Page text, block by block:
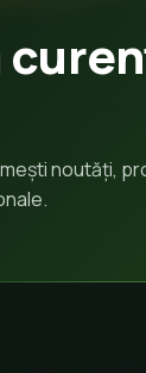
noutăți,